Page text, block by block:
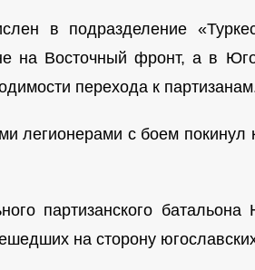
в подразделение
на Восточный фронт, а в
перехода к
легионерами с боем
партизанского
на сторону